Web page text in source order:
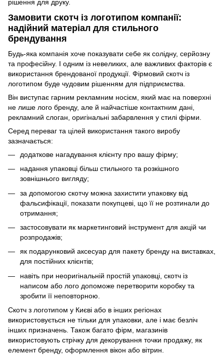
рішення для друку.
Замовити скотч із логотипом компанії:
надійний матеріал для стильного
брендування
Будь-яка компанія хоче показувати себе як солідну, серйозну
та професійну. І одним із невеликих, але важливих факторів є
використання брендованої продукції. Фірмовий скотч із
логотипом буде чудовим рішенням для підприємства.
Він виступає гарним рекламним носієм, який має на поверхні
не лише лого бренду, але й найчастіше контактним дані,
рекламний слоган, оригінальні забарвлення у стилі фірми.
Серед переваг та цілей використання такого виробу
зазначається:
додаткове нагадування клієнту про вашу фірму;
надання упаковці більш стильного та розкішного
зовнішнього вигляду;
за допомогою скотчу можна захистити упаковку від
фальсифікації, показати покупцеві, що її не розтинали до
отримання;
застосовувати як маркетинговий інструмент для акцій чи
розпродажів;
як подарунковий аксесуар для пакету бренду на виставках,
для постійних клієнтів;
навіть при неоригінальній простій упаковці, скотч із
написом або лого допоможе перетворити коробку та
зробити її неповторною.
Скотч з логотипом у Києві або в інших регіонах
використовується не тільки для упаковки, але і має безліч
інших призначень. Також багато фірм, магазинів
використовують стрічку для декорування точки продажу, як
елемент бренду, оформлення вікон або вітрин.